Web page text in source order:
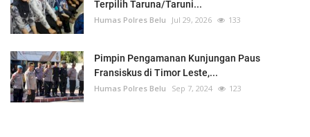
Terpilih Taruna/Taruni...
Humas Polres Belu Jul 29, 2026 133
Pimpin Pengamanan Kunjungan Paus
Fransiskus di Timor Leste,...
Humas Polres Belu Sep 7, 2024 123